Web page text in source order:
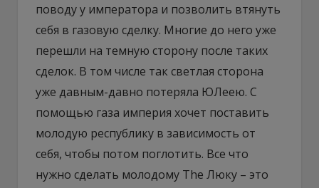
поводу у императора и позволить втянуть
себя в газовую сделку. Многие до него уже
перешли на темную сторону после таких
сделок. В том числе так светлая сторона
уже давным-давно потеряла ЮЛеею. С
помощью газа империя хочет поставить
молодую республику в зависимость от
себя, чтобы потом поглотить. Все что
нужно сделать молодому The Люку – это